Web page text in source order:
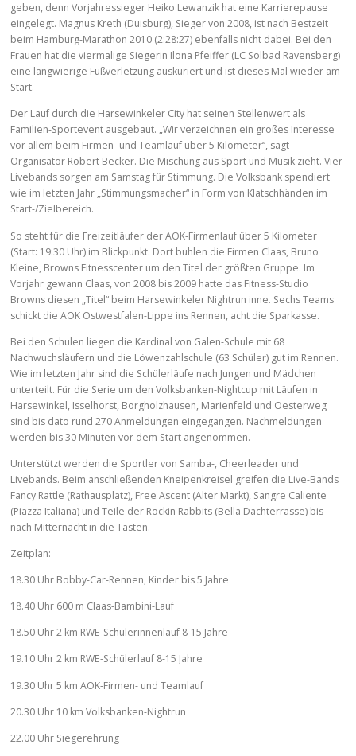
geben, denn Vorjahressieger Heiko Lewanzik hat eine Karrierepause
eingelegt. Magnus Kreth (Duisburg), Sieger von 2008, ist nach Bestzeit
beim Hamburg-Marathon 2010 (2:28:27) ebenfalls nicht dabei. Bei den
Frauen hat die viermalige Siegerin Ilona Pfeiffer (LC Solbad Ravensberg)
eine langwierige Fußverletzung auskuriert und ist dieses Mal wieder am
Start.
Der Lauf durch die Harsewinkeler City hat seinen Stellenwert als
Familien-Sportevent ausgebaut. „Wir verzeichnen ein großes Interesse
vor allem beim Firmen- und Teamlauf über 5 Kilometer“, sagt
Organisator Robert Becker. Die Mischung aus Sport und Musik zieht. Vier
Livebands sorgen am Samstag für Stimmung. Die Volksbank spendiert
wie im letzten Jahr „Stimmungsmacher“ in Form von Klatschhänden im
Start-/Zielbereich.
So steht für die Freizeitläufer der AOK-Firmenlauf über 5 Kilometer
(Start: 19:30 Uhr) im Blickpunkt. Dort buhlen die Firmen Claas, Bruno
Kleine, Browns Fitnesscenter um den Titel der größten Gruppe. Im
Vorjahr gewann Claas, von 2008 bis 2009 hatte das Fitness-Studio
Browns diesen „Titel“ beim Harsewinkeler Nightrun inne. Sechs Teams
schickt die AOK Ostwestfalen-Lippe ins Rennen, acht die Sparkasse.
Bei den Schulen liegen die Kardinal von Galen-Schule mit 68
Nachwuchsläufern und die Löwenzahlschule (63 Schüler) gut im Rennen.
Wie im letzten Jahr sind die Schülerläufe nach Jungen und Mädchen
unterteilt. Für die Serie um den Volksbanken-Nightcup mit Läufen in
Harsewinkel, Isselhorst, Borgholzhausen, Marienfeld und Oesterweg
sind bis dato rund 270 Anmeldungen eingegangen. Nachmeldungen
werden bis 30 Minuten vor dem Start angenommen.
Unterstützt werden die Sportler von Samba-, Cheerleader und
Livebands. Beim anschließenden Kneipenkreisel greifen die Live-Bands
Fancy Rattle (Rathausplatz), Free Ascent (Alter Markt), Sangre Caliente
(Piazza Italiana) und Teile der Rockin Rabbits (Bella Dachterrasse) bis
nach Mitternacht in die Tasten.
Zeitplan:
18.30 Uhr Bobby-Car-Rennen, Kinder bis 5 Jahre
18.40 Uhr 600 m Claas-Bambini-Lauf
18.50 Uhr 2 km RWE-Schülerinnenlauf 8-15 Jahre
19.10 Uhr 2 km RWE-Schülerlauf 8-15 Jahre
19.30 Uhr 5 km AOK-Firmen- und Teamlauf
20.30 Uhr 10 km Volksbanken-Nightrun
22.00 Uhr Siegerehrung